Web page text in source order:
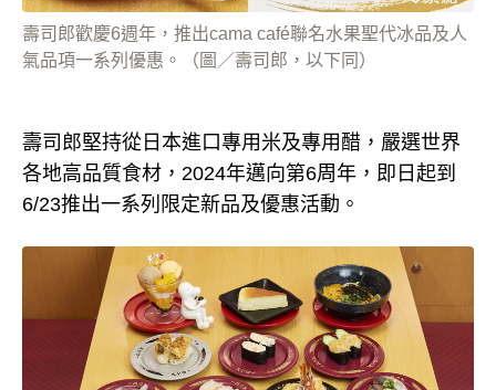
壽司郎歡慶6週年，推出cama café聯名水果聖代冰品及人
氣品項一系列優惠。（圖／壽司郎，以下同）
壽司郎堅持從日本進口專用米及專用醋，嚴選世界
各地高品質食材，2024年邁向第6周年，即日起到
6/23推出一系列限定新品及優惠活動。